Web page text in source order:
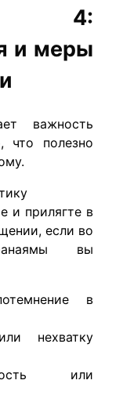
4:
и меры
важность
что полезно
и прилягте в
если во
вы
в
нехватку
или